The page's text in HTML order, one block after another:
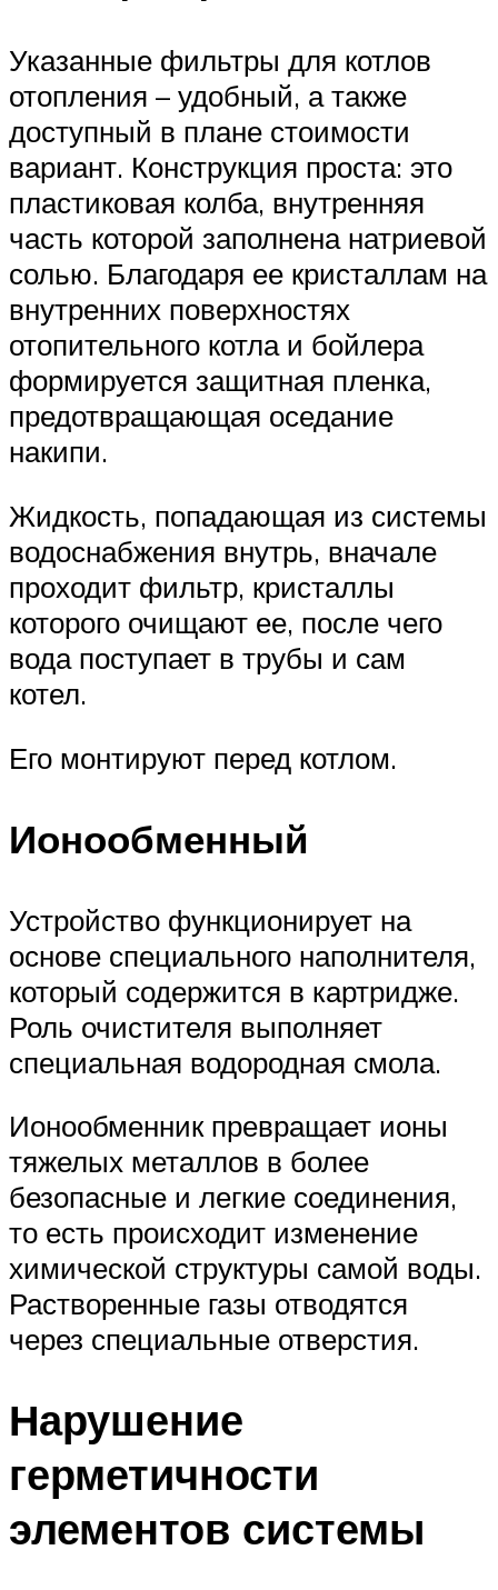
Указанные фильтры для котлов
отопления – удобный, а также
доступный в плане стоимости
вариант. Конструкция проста: это
пластиковая колба, внутренняя
часть которой заполнена натриевой
солью. Благодаря ее кристаллам на
внутренних поверхностях
отопительного котла и бойлера
формируется защитная пленка,
предотвращающая оседание
накипи.
Жидкость, попадающая из системы
водоснабжения внутрь, вначале
проходит фильтр, кристаллы
которого очищают ее, после чего
вода поступает в трубы и сам
котел.
Его монтируют перед котлом.
Ионообменный
Устройство функционирует на
основе специального наполнителя,
который содержится в картридже.
Роль очистителя выполняет
специальная водородная смола.
Ионообменник превращает ионы
тяжелых металлов в более
безопасные и легкие соединения,
то есть происходит изменение
химической структуры самой воды.
Растворенные газы отводятся
через специальные отверстия.
Нарушение
герметичности
элементов системы